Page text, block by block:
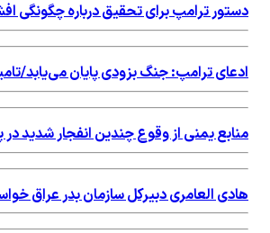
دستور ترامپ برای تحقیق درباره چگونگی
ادعای ترامپ: جنگ بزودی پایان می‌یابد/
منابع یمنی از وقوع چندین انفجار شدید
هادی العامری دبیرکل سازمان بدر عراق